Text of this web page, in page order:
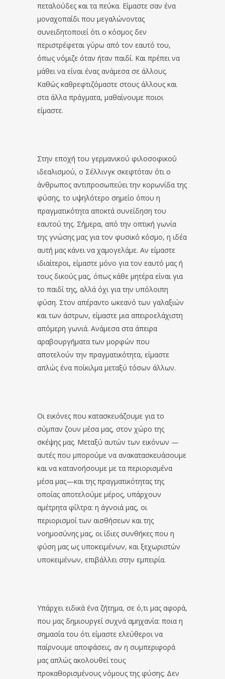
πεταλούδες και τα πεύκα. Είμαστε σαν ένα
μοναχοπαίδι που μεγαλώνοντας
συνειδητοποιεί ότι ο κόσμος δεν
περιστρέφεται γύρω από τον εαυτό του,
όπως νόμιζε όταν ήταν παιδί. Και πρέπει να
μάθει να είναι ένας ανάμεσα σε άλλους.
Καθώς καθρεφτιζόμαστε στους άλλους και
στα άλλα πράγματα, μαθαίνουμε ποιοι
είμαστε.
Στην εποχή του γερμανικού φιλοσοφικού
ιδεαλισμού, ο Σέλλινγκ σκεφτόταν ότι ο
άνθρωπος αντιπροσωπεύει την κορωνίδα της
φύσης, το υψηλότερο σημείο όπου η
πραγματικότητα αποκτά συνείδηση του
εαυτού της. Σήμερα, από την οπτική γωνία
της γνώσης μας για τον φυσικό κόσμο, η ιδέα
αυτή μας κάνει να χαμογελάμε. Αν είμαστε
ιδιαίτεροι, είμαστε μόνο για τον εαυτό μας ή
τους δικούς μας, όπως κάθε μητέρα είναι για
το παιδί της, αλλά όχι για την υπόλοιπη
φύση. Στον απέραντο ωκεανό των γαλαξιών
και των άστρων, είμαστε μια απειροελάχιστη
απόμερη γωνιά. Ανάμεσα στα άπειρα
αραβουργήματα των μορφών που
αποτελούν την πραγματικότητα, είμαστε
απλώς ένα ποίκιλμα μεταξύ τόσων άλλων.
Οι εικόνες που κατασκευάζουμε για το
σύμπαν ζουν μέσα μας, στον χώρο της
σκέψης μας. Μεταξύ αυτών των εικόνων —
αυτές που μπορούμε να ανακατασκευάσουμε
και να κατανοήσουμε με τα περιορισμένα
μέσα μας—και της πραγματικότητας της
οποίας αποτελούμε μέρος, υπάρχουν
αμέτρητα φίλτρα: η άγνοιά μας, οι
περιορισμοί των αισθήσεων και της
νοημοσύνης μας, οι ίδιες συνθήκες που η
φύση μας ως υποκειμένων, και ξεχωριστών
υποκειμένων, επιβάλλει στην εμπειρία.
Υπάρχει ειδικά ένα ζήτημα, σε ό,τι μας αφορά,
που μας δημιουργεί συχνά αμηχανία: ποια η
σημασία του ότι είμαστε ελεύθεροι να
παίρνουμε αποφάσεις, αν η συμπεριφορά
μας απλώς ακολουθεί τους
προκαθορισμένους νόμους της φύσης; Δεν